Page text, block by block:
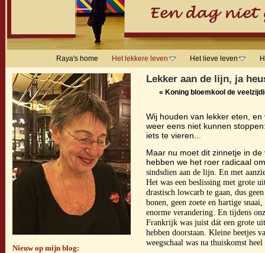
Raya's home Het lekkere leven Het lieve leven
Nieuw op mijn blog:
Lekker aan de lijn, ja
« Koning bloemkool de
Wij houden van lekker eten,
weer eens niet kunnen
iets te vieren...
Maar nu moet dit zinnetje in
hebben we het roer radicaal
sindsdien aan de lijn. En met
Het was een beslissing met grote
drastisch lowcarb te gaan, dus
bonen, geen zoete en hartige
enorme verandering. En tijdens
Frankrijk was juist dát een grote
hebben doorstaan. Kleine beetjes
weegschaal was na thuiskomst